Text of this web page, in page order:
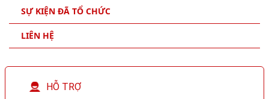
SÂN VẬN ĐỘNG
NHÀ HÀNG TỔ CHỨC SỰ KIỆN
SỰ KIỆN ĐÃ TỔ CHỨC